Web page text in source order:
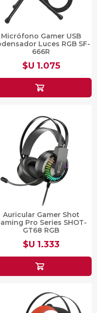
Micrófono Gamer USB
Luces RGB SF-
666R
$U 1.075
Auricular Gamer Shot
Pro Series SHOT-
GT68 RGB
$U 1.333